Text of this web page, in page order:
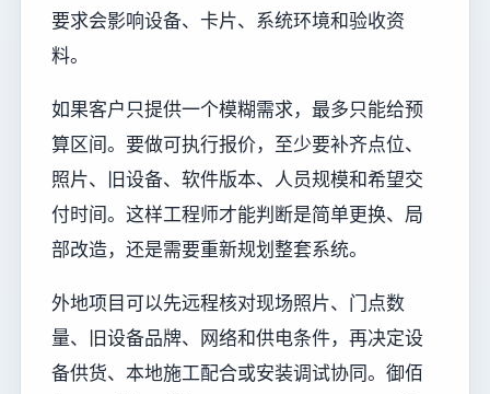
要求会影响设备、卡片、系统环境和验收资
料。
如果客户只提供一个模糊需求，最多只能给预
算区间。要做可执行报价，至少要补齐点位、
照片、旧设备、软件版本、人员规模和希望交
付时间。这样工程师才能判断是简单更换、局
部改造，还是需要重新规划整套系统。
外地项目可以先远程核对现场照片、门点数
量、旧设备品牌、网络和供电条件，再决定设
备供货、本地施工配合或安装调试协同。御佰